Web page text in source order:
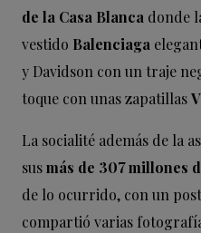
de la Casa Blanca donde
vestido Balenciaga
y Davidson con un traje
toque con unas zapatillas
La socialité además de la
susmás de 307 millones
de lo ocurrido, con un
compartió varias